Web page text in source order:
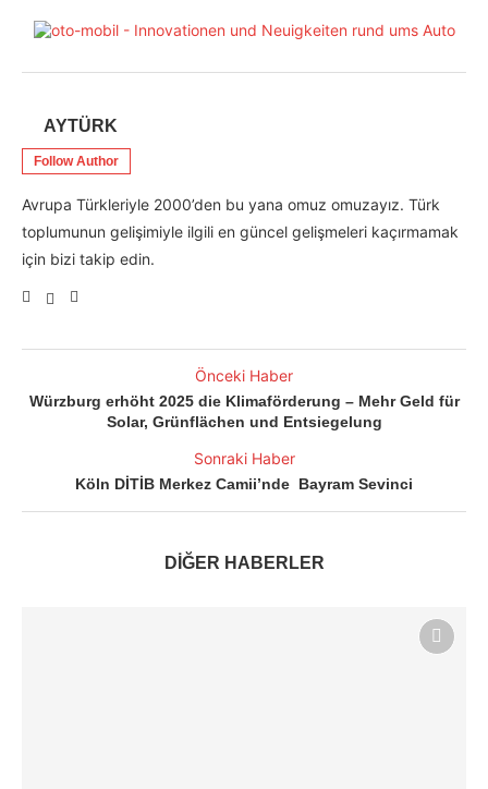
AYTÜRK
Follow Author
Avrupa Türkleriyle 2000’den bu yana omuz omuzayız. Türk
toplumunun gelişimiyle ilgili en güncel gelişmeleri kaçırmamak
için bizi takip edin.
Önceki Haber
Würzburg erhöht 2025 die Klimaförderung – Mehr Geld für
Solar, Grünflächen und Entsiegelung
Sonraki Haber
Köln DİTİB Merkez Camii’nde Bayram Sevinci
DİĞER HABERLER